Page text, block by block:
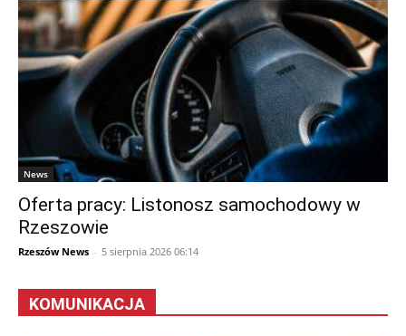
News
Oferta pracy: Listonosz samochodowy w
Rzeszowie
Rzeszów News - 5 sierpnia 2026 06:14
KOMUNIKACJA